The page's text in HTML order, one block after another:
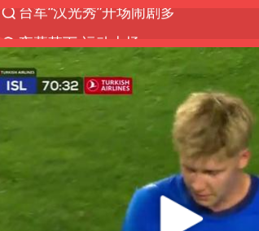
夜幕落下 运动上场
泰交通部副部长回应中国人遭歧视手势
改名后的“青海拉面”店
泸溪河：桃酥吃出金属牙冠视频不实
1岁宝宝碰坏纸巾盒 宝妈被索赔924元
985博士后被曝在妻子孕期出轨后续
男子结婚8年3个女儿均非亲生